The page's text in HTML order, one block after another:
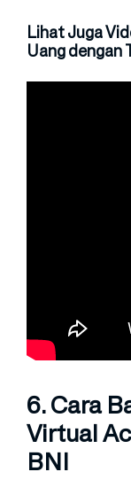
Lihat Juga
Uang dengan
6. Cara
Virtual
BNI